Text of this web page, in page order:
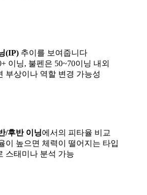
(IP) 추이를 보여줍니다
이닝, 불펜은 50~70이닝 내외
부상이나 역할 변경 가능성
/후반 이닝에서의 피타율 비교
이 높으면 체력이 떨어지는 타입
스태미나 분석 가능